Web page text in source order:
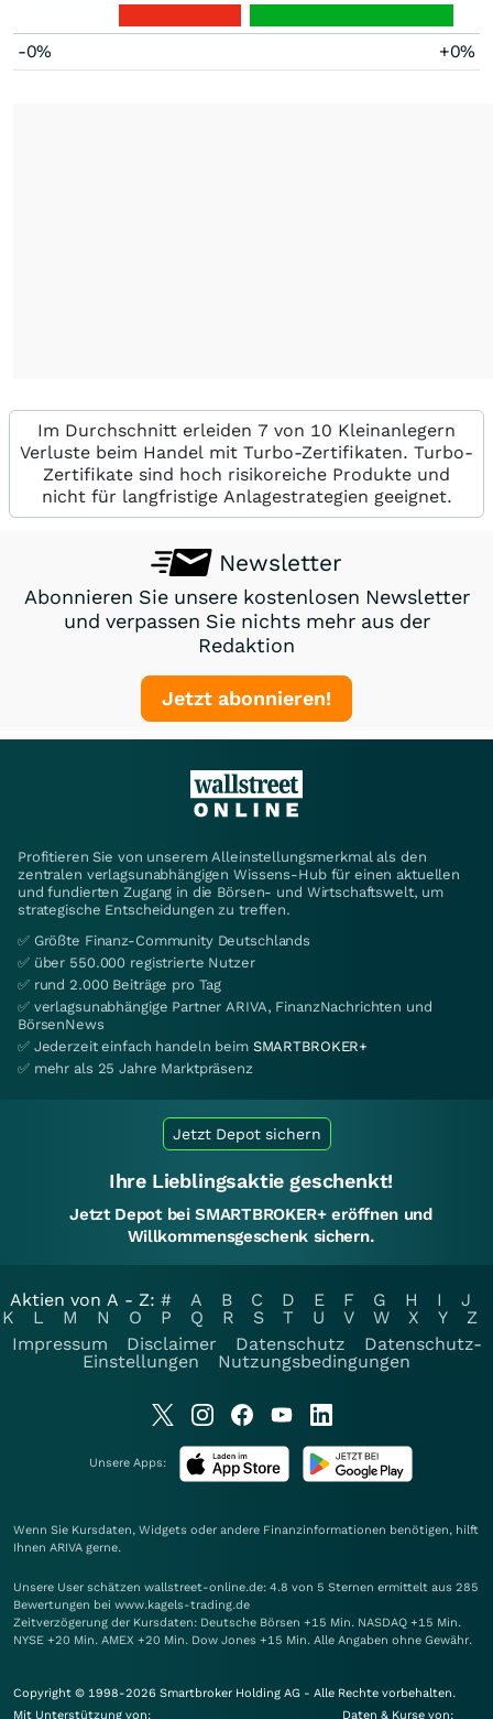
-0% +0%
Im Durchschnitt erleiden 7 von 10 Kleinanlegern
Verluste beim Handel mit Turbo-Zertifikaten. Turbo-
Zertifikate sind hoch risikoreiche Produkte und
nicht für langfristige Anlagestrategien geeignet.
Newsletter
Abonnieren Sie unsere kostenlosen Newsletter
und verpassen Sie nichts mehr aus der
Redaktion
Jetzt abonnieren!
Profitieren Sie von unserem Alleinstellungsmerkmal als den
zentralen verlagsunabhängigen Wissens-Hub für einen aktuellen
und fundierten Zugang in die Börsen- und Wirtschaftswelt, um
strategische Entscheidungen zu treffen.
✅ Größte Finanz-Community Deutschlands
✅ über 550.000 registrierte Nutzer
✅ rund 2.000 Beiträge pro Tag
✅ verlagsunabhängige Partner ARIVA, FinanzNachrichten und
BörsenNews
✅ Jederzeit einfach handeln beim SMARTBROKER+
✅ mehr als 25 Jahre Marktpräsenz
Jetzt Depot sichern
Ihre Lieblingsaktie geschenkt!
Jetzt Depot bei SMARTBROKER+ eröffnen und
Willkommensgeschenk sichern.
Aktien von A - Z: # A B C D E F G H I
J
K
L M N O P Q R S T U V W X Y
Z
Impressum
Disclaimer Datenschutz
Datenschutz-
Einstellungen
Nutzungsbedingungen
Unsere Apps:
Wenn Sie Kursdaten, Widgets oder andere Finanzinformationen benötigen, hilft
Ihnen ARIVA gerne.
Unsere User schätzen wallstreet-online.de: 4.8 von 5 Sternen ermittelt aus 285
Bewertungen bei www.kagels-trading.de
Zeitverzögerung der Kursdaten: Deutsche Börsen +15 Min. NASDAQ +15 Min.
NYSE +20 Min. AMEX +20 Min. Dow Jones +15 Min. Alle Angaben ohne Gewähr.
Copyright © 1998-2026 Smartbroker Holding AG - Alle Rechte vorbehalten.
Mit Unterstützung von:
Daten & Kurse von: